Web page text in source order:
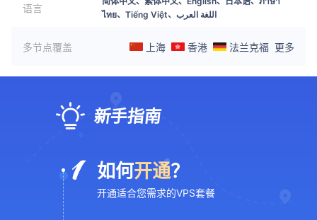
语言
ไทย、Tiếng Việt、اللغة العرب
多节点覆盖 上海 香港 法兰克福 更多
新手指南
如何开通？
开通适合您需求的VPS套餐